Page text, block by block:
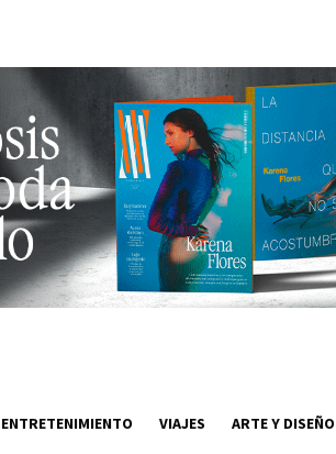
ENTRETENIMIENTO VIAJES ARTE Y DISEÑO